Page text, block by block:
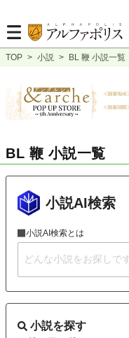
TOP > 小説 > BL 鞭 小説一覧
BL 鞭 小説一覧
小説AI検索
小説AI検索とは
小説を探す